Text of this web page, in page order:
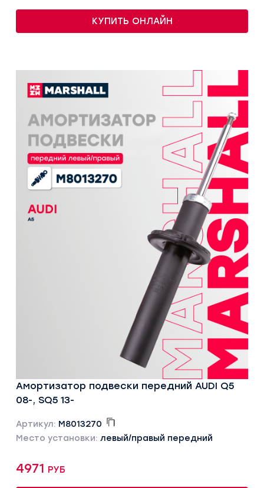
КУПИТЬ ОНЛАЙН
Амортизатор подвески передний AUDI Q5
08-, SQ5 13-
Артикул: M8013270
Место установки: левый/правый передний
4971 руб